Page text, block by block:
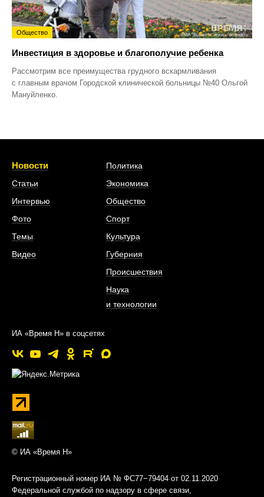
Общество
Инвестиция в здоровье и благополучие ребенка
Рассмотрим все преимущества грудного вскармливания
с главным врачом Городской клинической больницы №40 Ольгой
Мануйленко.
Новости
Статьи
Интервью
Фото
Темы
Видео
Политика
Экономика
Общество
Спорт
Культура
Губерния
Происшествия
Наука
и технологии
ИА «Время Н» в соцсетях
© ИА «Время Н»
Регистрационный номер ИА № ФС77−79404 от 02.11.2020
Федеральной службой по надзору в сфере связи,